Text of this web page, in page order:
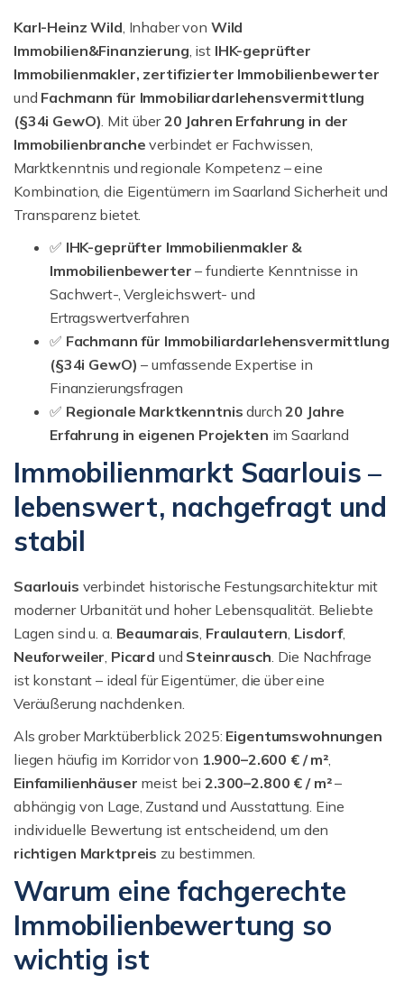
Karl-Heinz Wild, Inhaber von Wild
Immobilien&Finanzierung, ist IHK-geprüfter
Immobilienmakler, zertifizierter Immobilienbewerter
und Fachmann für Immobiliar­darlehensvermittlung
(§34i GewO). Mit über20 Jahren Erfahrung in der
Immobilienbranche verbindet er Fachwissen,
Marktkenntnis und regionale Kompetenz – eine
Kombination, die Eigentümern im Saarland Sicherheit und
Transparenz bietet.
✅ IHK-geprüfter Immobilienmakler &
Immobilienbewerter – fundierte Kenntnisse in
Sachwert-, Vergleichswert- und
Ertragswertverfahren
✅ Fachmann für Immobiliar­darlehensvermittlung
(§34i GewO) – umfassende Expertise in
Finanzierungsfragen
✅ Regionale Marktkenntnis durch20 Jahre
Erfahrung in eigenen Projekten im Saarland
Immobilienmarkt Saarlouis –
lebenswert, nachgefragt und
stabil
Saarlouis verbindet historische Festungsarchitektur mit
moderner Urbanität und hoher Lebensqualität. Beliebte
Lagen sind u. a. Beaumarais, Fraulautern, Lisdorf,
Neuforweiler, Picard und Steinrausch. Die Nachfrage
ist konstant – ideal für Eigentümer, die über eine
Veräußerung nachdenken.
Als grober Marktüberblick 2025: Eigentumswohnungen
liegen häufig im Korridor von 1.900–2.600 € / m²,
Einfamilienhäuser meist bei 2.300–2.800 € / m²–
abhängig von Lage, Zustand und Ausstattung. Eine
individuelle Bewertung ist entscheidend, um den
richtigen Marktpreis zu bestimmen.
Warum eine fachgerechte
Immobilienbewertung so
wichtig ist